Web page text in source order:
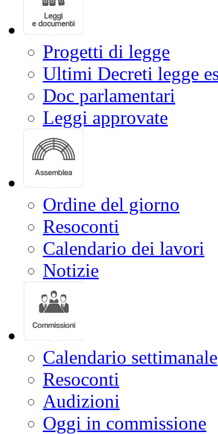
Progetti di legge
Ultimi Decreti legge
Doc parlamentari
Leggi approvate
Ordine del giorno
Resoconti
Calendario dei lavori
Notizie
Calendario settimanale
Resoconti
Audizioni
Oggi in commissione